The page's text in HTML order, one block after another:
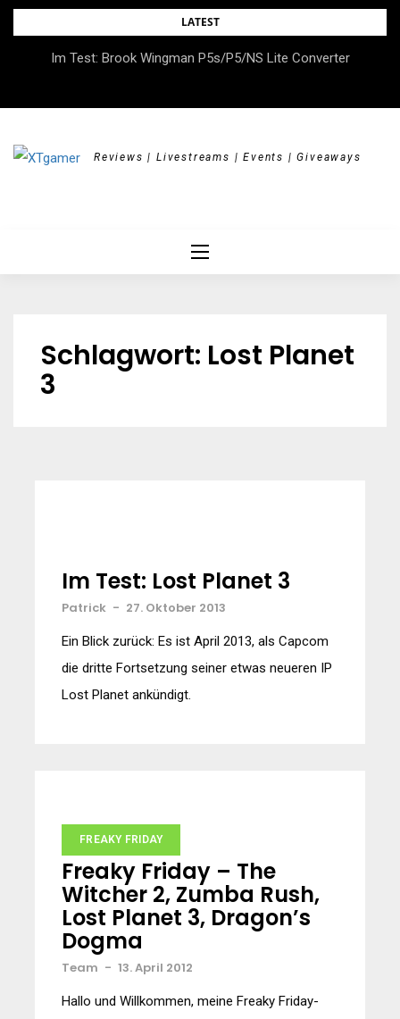
Skip
LATEST
Im Test: Brook Wingman P5s/P5/NS Lite Converter
DOK.fest München 2026 – Empowered, HerStory, Beyond
Reviews | Livestreams | Events | Giveaways
Schlagwort: Lost Planet
3
Im Test: Lost Planet 3
Patrick - 27. Oktober 2013
Ein Blick zurück: Es ist April 2013, als Capcom
die dritte Fortsetzung seiner etwas neueren IP
Lost Planet ankündigt.
FREAKY FRIDAY
Freaky Friday – The
Witcher 2, Zumba Rush,
Lost Planet 3, Dragon’s
Dogma
Team - 13. April 2012
Hallo und Willkommen, meine Freaky Friday-